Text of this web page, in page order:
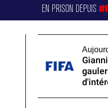
EN PRISON DEPUIS